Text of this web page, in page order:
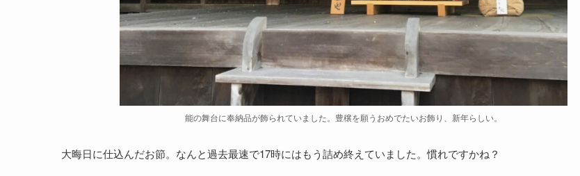
能の舞台に奉納品が飾られていました。豊穣を願うおめでたいお飾り、新年らしい。
大晦日に仕込んだお節。なんと過去最速で17時にはもう詰め終えていました。慣れですかね？